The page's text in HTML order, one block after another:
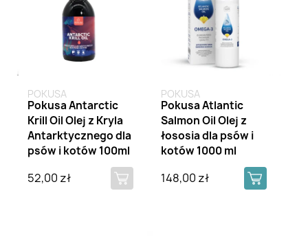
POKUSA
Pokusa Antarctic
Krill Oil Olej z Kryla
Antarktycznego dla
psów i kotów 100ml
52,00 zł
POKUSA
Pokusa Atlantic
Salmon Oil Olej z
łososia dla psów i
kotów 1000 ml
148,00 zł